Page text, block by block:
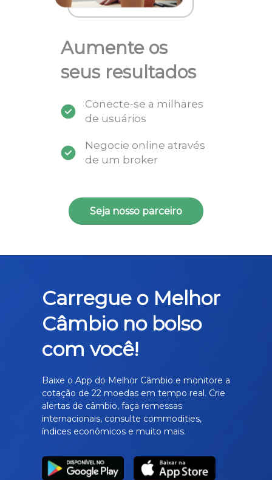
Aumente os
seus resultados
Conecte-se a milhares
de usuários
Negocie online através
de um broker
Seja nosso parceiro
Carregue o Melhor
Câmbio no bolso
com você!
Baixe o App do Melhor Câmbio e monitore a
cotação de 22 moedas em tempo real. Crie
alertas de câmbio, faça remessas
internacionais, consulte commodities,
índices econômicos e muito mais.